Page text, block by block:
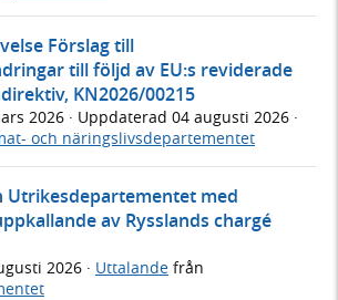
Förslag till
till följd av EU:s reviderade
KN2026/00215
2026 · Uppdaterad 04 augusti 2026 ·
och näringslivsdepartementet
Utrikesdepartementet med
av Rysslands chargé
2026 · Uttalande från